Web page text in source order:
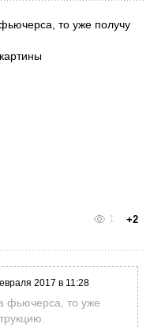
то уже получу
1 +2
2017 в 11:28
фьючерса, то уже